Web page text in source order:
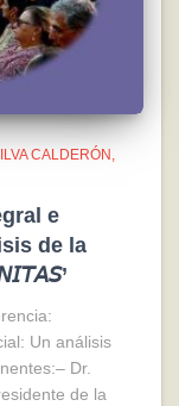
CALDERÓN
e
de la
Un análisis
Dr.
de la